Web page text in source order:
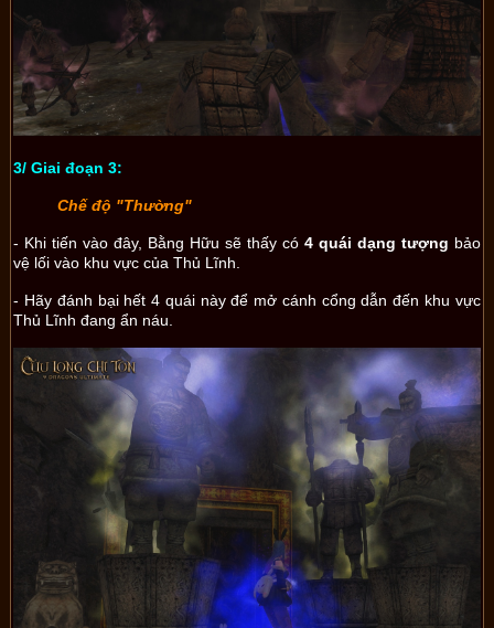
3/ Giai đoạn 3:
Chế độ "Thường"
- Khi tiến vào đây, Bằng Hữu sẽ thấy có 4 quái dạng tượng bảo
vệ lối vào khu vực của Thủ Lĩnh.
- Hãy đánh bại hết 4 quái này để mở cánh cổng dẫn đến khu vực
Thủ Lĩnh đang ẩn náu.